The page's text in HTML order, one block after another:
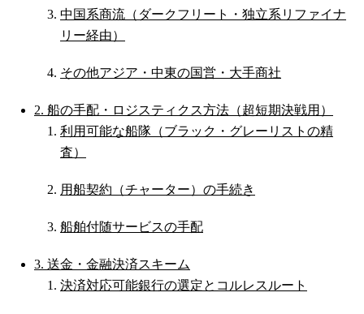
中国系商流（ダークフリート・独立系リファイナ
リー経由）
その他アジア・中東の国営・大手商社
2. 船の手配・ロジスティクス方法（超短期決戦用）
利用可能な船隊（ブラック・グレーリストの精
査）
用船契約（チャーター）の手続き
船舶付随サービスの手配
3. 送金・金融決済スキーム
決済対応可能銀行の選定とコルレスルート